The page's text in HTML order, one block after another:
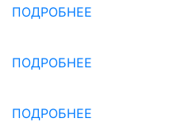
ПОДРОБНЕЕ
ПОДРОБНЕЕ
ПОДРОБНЕЕ